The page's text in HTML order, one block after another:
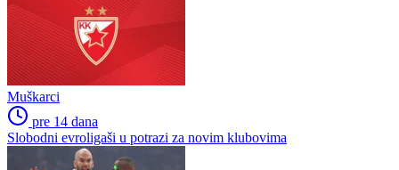
Muškarci
pre 14 dana
Slobodni evroligaši u potrazi za novim klubovima